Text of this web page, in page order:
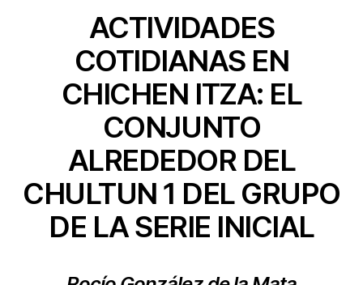
ACTIVIDADES
COTIDIANAS EN
CHICHEN ITZA: EL
CONJUNTO
ALREDEDOR DEL
CHULTUN 1 DEL GRUPO
DE LA SERIE INICIAL